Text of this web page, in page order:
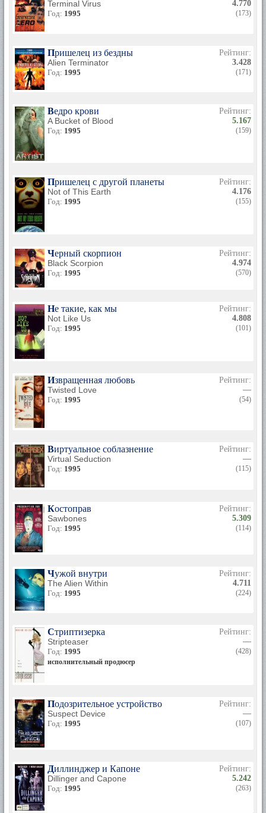
Terminal Virus
Год: 1995
4.770
(173)
Пришелец из бездны
Alien Terminator
Год: 1995
Рейтинг:
3.428
(171)
Ведро крови
A Bucket of Blood
Год: 1995
Рейтинг:
5.167
(159)
Пришелец с другой планеты
Not of This Earth
Год: 1995
Рейтинг:
4.176
(155)
Черный скорпион
Black Scorpion
Год: 1995
Рейтинг:
4.974
(570)
Не такие, как мы
Not Like Us
Год: 1995
Рейтинг:
4.808
(101)
Извращенная любовь
Twisted Love
Год: 1995
Рейтинг:
—
(54)
Виртуальное соблазнение
Virtual Seduction
Год: 1995
Рейтинг:
—
(115)
Костоправ
Sawbones
Год: 1995
Рейтинг:
5.309
(114)
Чужой внутри
The Alien Within
Год: 1995
Рейтинг:
4.711
(224)
Стриптизерка
Stripteaser
Год: 1995
исполнительный продюсер
Рейтинг:
—
(428)
Подозрительное устройство
Suspect Device
Год: 1995
Рейтинг:
—
(107)
Диллинджер и Капоне
Dillinger and Capone
Год: 1995
Рейтинг:
5.242
(263)